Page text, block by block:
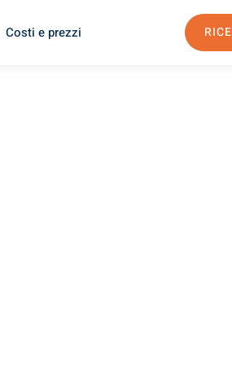
Costi e prezzi